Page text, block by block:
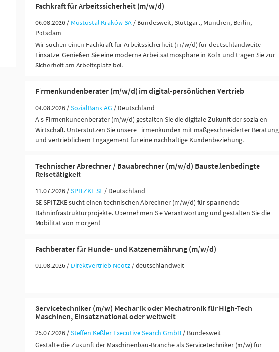
Fachkraft für Arbeitssicherheit (m/w/d)
06.08.2026 / Mostostal Kraków SA / Bundesweit, Stuttgart, München, Berlin,
Potsdam
Wir suchen einen Fachkraft für Arbeitssicherheit (m/w/d) für deutschlandweite
Einsätze. Genießen Sie eine moderne Arbeitsatmosphäre in Köln und tragen Sie zur
Sicherheit am Arbeitsplatz bei.
Firmenkundenberater (m/w/d) im digital-persönlichen Vertrieb
04.08.2026 /SozialBank AG / Deutschland
Als Firmenkundenberater (m/w/d) gestalten Sie die digitale Zukunft der sozialen
Wirtschaft. Unterstützen Sie unsere Firmenkunden mit maßgeschneiderter Beratung
und vertrieblichem Engagement für eine nachhaltige Kundenbeziehung.
Technischer Abrechner / Bauabrechner (m/w/d) Baustellenbedingte
Reisetätigkeit
11.07.2026 /SPITZKE SE / Deutschland
SE SPITZKE sucht einen technischen Abrechner (m/w/d) für spannende
Bahninfrastrukturprojekte. Übernehmen Sie Verantwortung und gestalten Sie die
Mobilität von morgen!
Fachberater für Hunde- und Katzenernährung (m/w/d)
01.08.2026 / Direktvertrieb Nootz / deutschlandweit
Servicetechniker (m/w) Mechanik oder Mechatronik für High-Tech
Maschinen, Einsatz national oder weltweit
25.07.2026 /Steffen Keßler Executive Search GmbH / Bundesweit
Gestalte die Zukunft der Maschinenbau-Branche als Servicetechniker (m/w) für